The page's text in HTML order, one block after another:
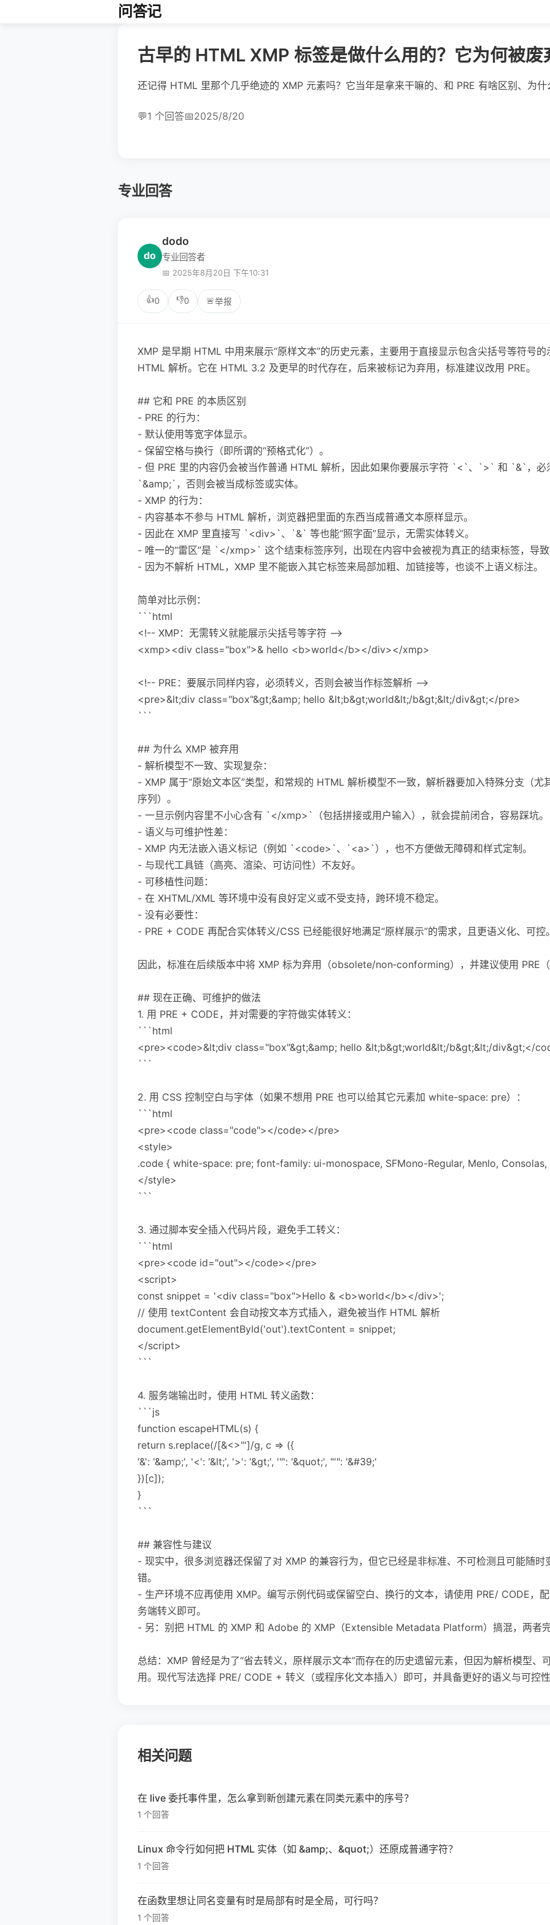
问答记
古早的 HTML XMP 标签是做什么用的？它为何被废
还记得 HTML 里那个几乎绝迹的 XMP 元素吗？它当年是拿来干嘛的、和 PRE 有啥区别、为什
💬1 个回答📅2025/8/20
专业回答
do
dodo
专业回答者
📅 2025年8月20日 下午10:31
👍0 👎0 🚨举报
XMP 是早期 HTML 中用来展示“原样文本”的历史元素，主要用于直接显示包含尖括号等符号
HTML 解析。它在 HTML 3.2 及更早的时代存在，后来被标记为弃用，标准建议改用 PRE。
## 它和 PRE 的本质区别
- PRE 的行为：
- 默认使用等宽字体显示。
- 保留空格与换行（即所谓的“预格式化”）。
- 但 PRE 里的内容仍会被当作普通 HTML 解析，因此如果你要展示字符 `<`、`>` 和 `&`，必
`&amp;`，否则会被当成标签或实体。
- XMP 的行为：
- 内容基本不参与 HTML 解析，浏览器把里面的东西当成普通文本原样显示。
- 因此在 XMP 里直接写 `<div>`、`&` 等也能“照字面”显示，无需实体转义。
- 唯一的“雷区”是 `</xmp>` 这个结束标签序列，出现在内容中会被视为真正的结束标签，导致
- 因为不解析 HTML，XMP 里不能嵌入其它标签来局部加粗、加链接等，也谈不上语义标注。
简单对比示例：
```html
<!-- XMP：无需转义就能展示尖括号等字符 -->
<xmp><div class="box">& hello <b>world</b></div></xmp>
<!-- PRE：要展示同样内容，必须转义，否则会被当作标签解析 -->
<pre>&lt;div class="box"&gt;&amp; hello &lt;b&gt;world&lt;/b&gt;&lt;/div&gt;</pre>
```
## 为什么 XMP 被弃用
- 解析模型不一致、实现复杂：
- XMP 属于“原始文本区”类型，和常规的 HTML 解析模型不一致，解析器要加入特殊分支（
序列）。
- 一旦示例内容里不小心含有 `</xmp>`（包括拼接或用户输入），就会提前闭合，容易踩坑。
- 语义与可维护性差：
- XMP 内无法嵌入语义标记（例如 `<code>`、`<a>`），也不方便做无障碍和样式定制。
- 与现代工具链（高亮、渲染、可访问性）不友好。
- 可移植性问题：
- 在 XHTML/XML 等环境中没有良好定义或不受支持，跨环境不稳定。
- 没有必要性：
- PRE + CODE 再配合实体转义/CSS 已经能很好地满足“原样展示”的需求，且更语义化、可控。
因此，标准在后续版本中将 XMP 标为弃用（obsolete/non‑conforming），并建议使用 PRE（
## 现在正确、可维护的做法
1. 用 PRE + CODE，并对需要的字符做实体转义：
```html
<pre><code>&lt;div class="box"&gt;&amp; hello &lt;b&gt;world&lt;/b&gt;&lt;/div&gt;</
```
2. 用 CSS 控制空白与字体（如果不想用 PRE 也可以给其它元素加 white-space: pre）：
```html
<pre><code class="code"></code></pre>
<style>
.code { white-space: pre; font-family: ui-monospace, SFMono-Regular, Menlo,
</style>
```
3. 通过脚本安全插入代码片段，避免手工转义：
```html
<pre><code id="out"></code></pre>
<script>
const snippet = '<div class="box">Hello & <b>world</b></div>';
// 使用 textContent 会自动按文本方式插入，避免被当作 HTML 解析
document.getElementById('out').textContent = snippet;
</script>
```
4. 服务端输出时，使用 HTML 转义函数：
```js
function escapeHTML(s) {
return s.replace(/[&<>"']/g, c => ({
'&': '&amp;', '<': '&lt;', '>': '&gt;', '"': '&quot;', "'": '&#39;'
})[c]);
}
```
## 兼容性与建议
- 现实中，很多浏览器还保留了对 XMP 的兼容行为，但它已经是非标准、不可检测且可能随
错。
- 生产环境不应再使用 XMP。编写示例代码或保留空白、换行的文本，请使用 PRE/ CODE，
务端转义即可。
- 另：别把 HTML 的 XMP 和 Adobe 的 XMP（Extensible Metadata Platform）搞混，两者完
总结：XMP 曾经是为了“省去转义，原样展示文本”而存在的历史遗留元素，但因为解析模型、
用。现代写法选择 PRE/ CODE + 转义（或程序化文本插入）即可，并具备更好的语义与可控性
相关问题
在 live 委托事件里，怎么拿到新创建元素在同类元素中的序号？
1 个回答
Linux 命令行如何把 HTML 实体（如 &amp;、&quot;）还原成普通字符？
1 个回答
在函数里想让同名变量有时是局部有时是全局，可行吗？
1 个回答